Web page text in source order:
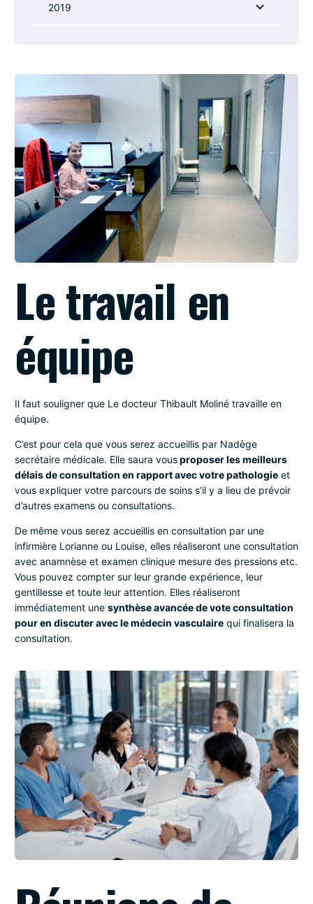
2019
Le travail en
équipe
Il faut souligner que Le docteur Thibault Moliné travaille en
équipe.
C’est pour cela que vous serez accueillis par Nadège
secrétaire médicale. Elle saura vousproposer les meilleurs
délais de consultation en rapport avec votre pathologie et
vous expliquer votre parcours de soins s’il y a lieu de prévoir
d’autres examens ou consultations.
De même vous serez accueillis en consultation par une
infirmière Lorianne ou Louise, elles réaliseront une consultation
avec anamnèse et examen clinique mesure des pressions etc.
Vous pouvez compter sur leur grande expérience, leur
gentillesse et toute leur attention. Elles réaliseront
immédiatement une synthèse avancée de vote consultation
pour en discuter avec le médecin vasculaire qui finalisera la
consultation.